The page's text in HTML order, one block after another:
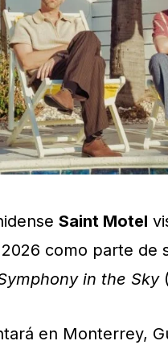
Saint Motel
como parte de
in the Sky
en Monterrey,